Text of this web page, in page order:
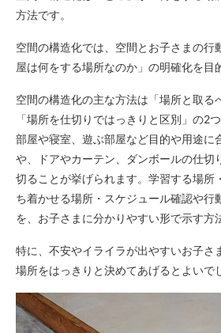
方法です。
空間の構造化では、空間とお子さまの行
屋は何をする場所なのか」の明確化を目
空間の構造化の主な方法は「場所と取る
「場所を仕切りではっきりと区別」の2
部屋や寝室、遊ぶ部屋など目的や用途に
や、ドアやカーテン、ダンボールの仕切
切ることが挙げられます。学習する場所
ち着かせる場所・スケジュール確認や行
を、お子さまに分かりやすい形で示す方
特に、不安やイライラが出やすいお子さ
場所をはっきりと決めてあげるとよいで